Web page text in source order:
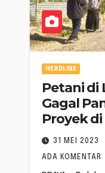
HEADLINE
Petani di
Gagal
Proyek
31 MEI 2023
ADA KOMENTAR